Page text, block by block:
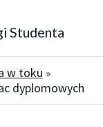
Studenta
w toku
dyplomowych